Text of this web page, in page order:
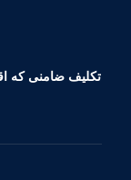
تکلیف ضامنی که